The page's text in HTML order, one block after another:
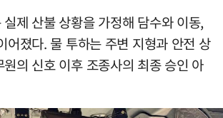
제 산불 상황을 가정해 담수와 이동,
어졌다. 물 투하는 주변 지형과 안전 상
의 신호 이후 조종사의 최종 승인 아